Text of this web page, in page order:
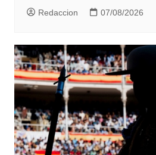
Redaccion 07/08/2026